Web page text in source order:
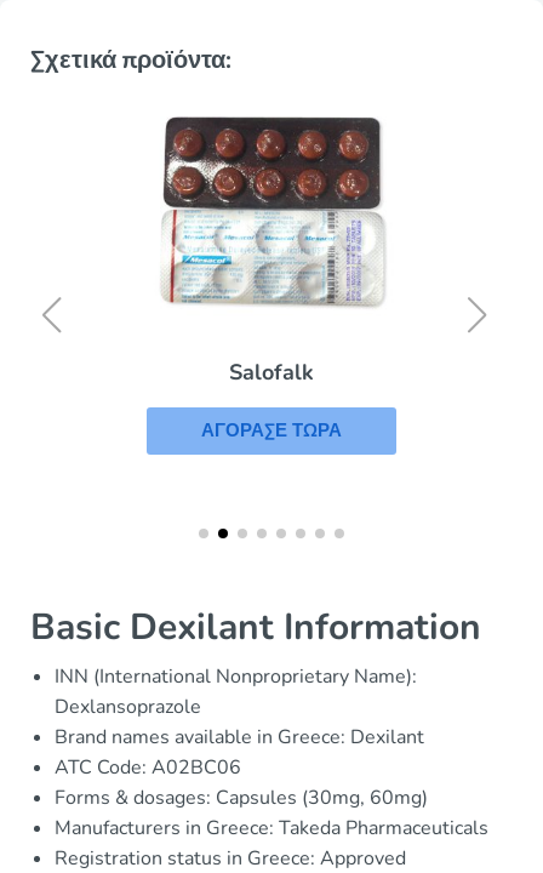
Σχετικά προϊόντα:
Salofalk
ΑΓΟΡΑΣΕ ΤΩΡΑ
Basic Dexilant Information
INN (International Nonproprietary Name):
Dexlansoprazole
Brand names available in Greece: Dexilant
ATC Code: A02BC06
Forms & dosages: Capsules (30mg, 60mg)
Manufacturers in Greece: Takeda Pharmaceuticals
Registration status in Greece: Approved